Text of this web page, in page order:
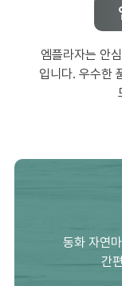
엠플라자는 안
입니다. 우수한
동화 자연
간